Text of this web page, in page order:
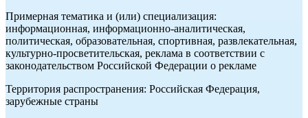
Примерная тематика и (или) специализация:
информационная, информационно-аналитическая,
политическая, образовательная, спортивная, развлекательная,
культурно-просветительская, реклама в соответствии с
законодательством Российской Федерации о рекламе
Территория распространения: Российская Федерация,
зарубежные страны